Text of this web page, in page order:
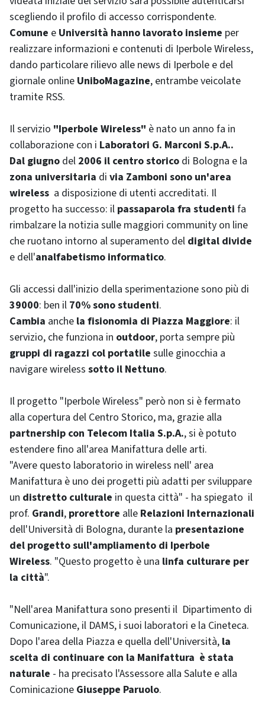
scegliendo il profilo di accesso corrispondente.
Comune e Università hanno lavorato insieme per
realizzare informazioni e contenuti di IperboleWireless,
dando particolare rilievo alle news di Iperbole e del
giornale online UniboMagazine, entrambe veicolate
tramite RSS.
Il servizio "Iperbole Wireless" è nato un anno fa in
collaborazione con i Laboratori G. Marconi S.p.A..
Dal giugno del 2006 il centro storico di Bologna e la
zona universitaria di via Zamboni sono un'area
wireless a disposizione di utenti accreditati. Il
progetto ha successo: il passaparola fra studenti fa
rimbalzare la notizia sulle maggiori community on line
che ruotano intorno al superamento del digital divide
e dell'analfabetismo informatico.
Gli accessi dall'inizio della sperimentazione sono più di
39000: ben il 70% sono studenti.
Cambia anche la fisionomia di Piazza Maggiore: il
servizio, che funziona in outdoor, porta sempre più
gruppi di ragazzi col portatile sulle ginocchia a
navigarewireless sotto il Nettuno.
Il progetto "IperboleWireless" però non si è fermato
alla copertura del Centro Storico, ma, grazie alla
partnership con Telecom Italia S.p.A., si è potuto
estendere fino all'area Manifattura delle arti.
"Avere questo laboratorio in wireless nell' area
Manifattura è uno dei progetti più adatti per sviluppare
un distretto culturale in questa città" - ha spiegato il
prof. Grandi, prorettore alle Relazioni Internazionali
dell'Università di Bologna, durante la presentazione
del progetto sull'ampliamento di Iperbole
Wireless. "Questo progetto è una linfa culturare per
la città".
"Nell'area Manifattura sono presenti il Dipartimento di
Comunicazione, il DAMS, i suoi laboratori e la Cineteca.
Dopo l'area della Piazza e quella dell'Università, la
scelta di continuare con la Manifattura è stata
naturale - ha precisato l'Assessore alla Salute e alla
Cominicazione Giuseppe Paruolo.